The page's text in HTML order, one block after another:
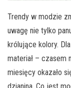
Trendy w modzie
uwagę nie tylko
królujące kolory.
materiał – czasem
miesięcy okazało
dzianina. Co jest